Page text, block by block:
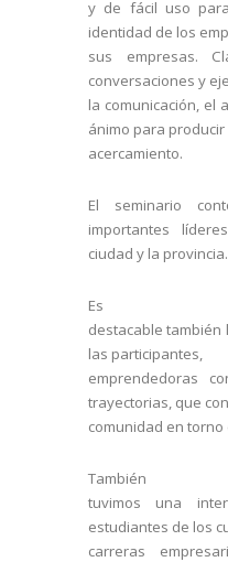
y de fácil uso
identidad de los
sus empresas.
conversaciones y
la comunicación, el
ánimo para producir
acercamiento.
El seminario
importantes
ciudad y la provincia.
Es
destacable también
las participantes,
emprendedoras
trayectorias, que
comunidad en torno
También
tuvimos una
estudiantes de los
carreras